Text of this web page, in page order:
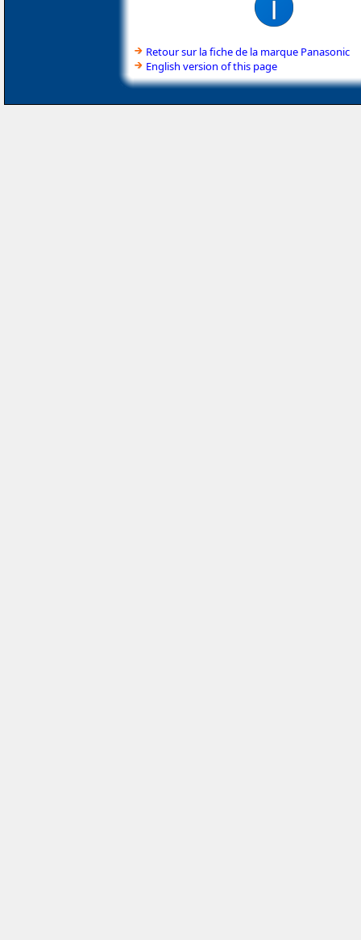
Retour sur la fiche de la marque Panasonic
English version of this page